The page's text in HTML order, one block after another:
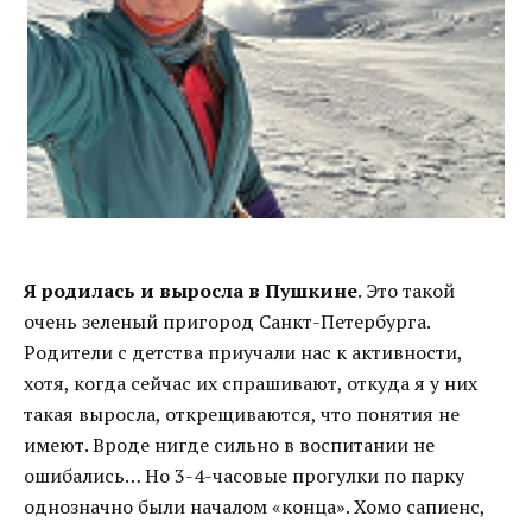
Я родилась и выросла в Пушкине. Это такой
очень зеленый пригород Санкт-Петербурга.
Родители с детства приучали нас к активности,
хотя, когда сейчас их спрашивают, откуда я у них
такая выросла, открещиваются, что понятия не
имеют. Вроде нигде сильно в воспитании не
ошибались… Но 3-4-часовые прогулки по парку
однозначно были началом «конца». Хомо сапиенс,